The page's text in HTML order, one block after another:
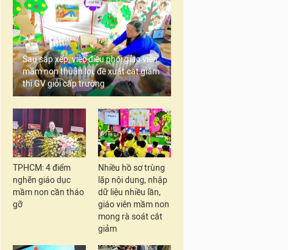
Sau sắp xếp, việc điều phối giáo viên
mầm non thuận lợi, đề xuất cắt giảm
thi GV giỏi cấp trường
TPHCM: 4 điểm
nghẽn giáo dục
mầm non cần tháo
gỡ
Nhiều hồ sơ trùng
lặp nội dung, nhập
dữ liệu nhiều lần,
giáo viên mầm non
mong rà soát cắt
giảm